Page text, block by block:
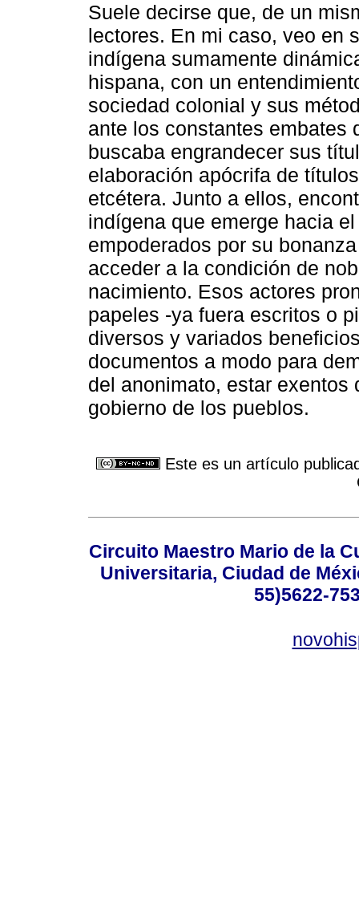
Suele decirse que, de un
lectores. En mi caso, veo en
indígena sumamente
hispana, con un
sociedad colonial y sus
ante los constantes embates
buscaba engrandecer sus
elaboración apócrifa de
etcétera. Junto a ellos,
indígena que emerge hacia
empoderados por su
acceder a la condición de
nacimiento. Esos actores
papeles -ya fuera escritos o
diversos y variados
documentos a modo para
del anonimato, estar exentos
gobierno de los pueblos.
Este es un artículo
Circuito Maestro Mario de la
Universitaria, Ciudad de
55)5622-